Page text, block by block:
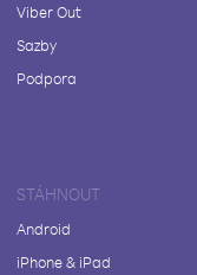
Viber Out
Sazby
Podpora
STÁHNOUT
Android
iPhone & iPad